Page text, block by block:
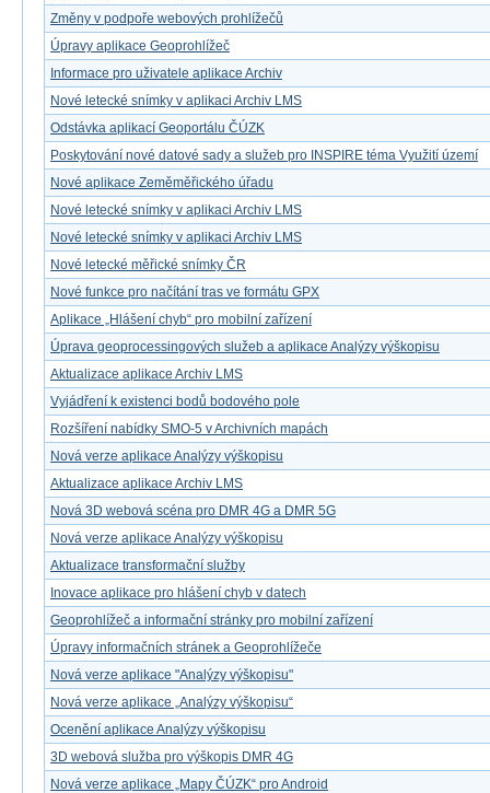
Změny v podpoře webových prohlížečů
Úpravy aplikace Geoprohlížeč
Informace pro uživatele aplikace Archiv
Nové letecké snímky v aplikaci Archiv LMS
Odstávka aplikací Geoportálu ČÚZK
Poskytování nové datové sady a služeb pro INSPIRE téma Využití území
Nové aplikace Zeměměřického úřadu
Nové letecké snímky v aplikaci Archiv LMS
Nové letecké snímky v aplikaci Archiv LMS
Nové letecké měřické snímky ČR
Nové funkce pro načítání tras ve formátu GPX
Aplikace „Hlášení chyb“ pro mobilní zařízení
Úprava geoprocessingových služeb a aplikace Analýzy výškopisu
Aktualizace aplikace Archiv LMS
Vyjádření k existenci bodů bodového pole
Rozšíření nabídky SMO-5 v Archivních mapách
Nová verze aplikace Analýzy výškopisu
Aktualizace aplikace Archiv LMS
Nová 3D webová scéna pro DMR 4G a DMR 5G
Nová verze aplikace Analýzy výškopisu
Aktualizace transformační služby
Inovace aplikace pro hlášení chyb v datech
Geoprohlížeč a informační stránky pro mobilní zařízení
Úpravy informačních stránek a Geoprohlížeče
Nová verze aplikace "Analýzy výškopisu"
Nová verze aplikace „Analýzy výškopisu“
Ocenění aplikace Analýzy výškopisu
3D webová služba pro výškopis DMR 4G
Nová verze aplikace „Mapy ČÚZK“ pro Android